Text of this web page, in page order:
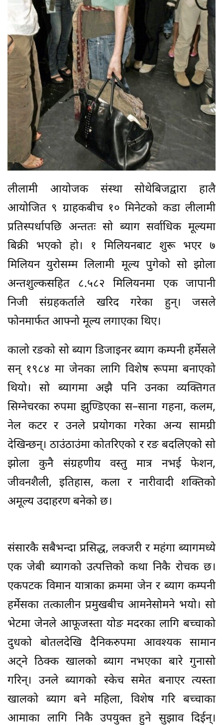
लीलामी आयोजक संस्था सोथेबिजद्वारा हालै
आयोजित ९ ग्राहकबीच १० मिनेटको कडा लीलामी
प्रतिस्पर्धापछि अन्ततः सो ब्याग सर्वाधिक मूल्यमा
बिक्री भएको हो। १ मिलियनबाट शुरू भएर ७
मिलियन युरोसम्म लिलामी मूल्य पुगेको सो झोला
अन्तशुल्कसहित ८.५८२ मिलियनमा एक जापानी
निजी संग्रहकर्ताले खरिद गरेका हुन्। जसले
फोनमार्फत आफ्नो मूल्य लगाएका थिए।
कालो रङको सो ब्याग डिजाइनर ब्याग कम्पनी हर्मेसले
सन् १९८४ मा जेनका लागि विशेष रूपमा बनाएको
थियो। सो ब्यागमा अझै पनि उनका व्यक्तिगत
सिग्नेचरका रुपमा झुण्डिएका स–साना गहना, कलम,
नेल कटर र उनले प्रयोगका गरेका अन्य सामग्री
देखिन्छन्। ठाउंठाउंमा कोतरिएको र रङ बदलिएको सो
झोला कुनै संग्रहणीय वस्तु मात्र नभई फेशन,
जीवनशैली, इतिहास, कला र नारीवादी शक्तिको
अमूल्य उदाहरण बनेको छ।
संसारकै सबैभन्दा प्रसिद्ध, लक्जरी र महंगा ब्यागमध्ये
एक जेबी ब्यागको उत्पत्तिको कथा निकै रोचक छ।
एकपटक विमान यात्राका क्रममा जेन र ब्याग कम्पनी
हर्मेसका तत्कालीन प्रमुखबीच आमनेसोमने भयो। सो
भेटमा जेनले आफूजस्ता योङ मदरका लागि बच्चाको
दुधको बोतलदेखि दैनिकरुपमा आवश्यक सामान
अट्ने ठिक्क खालको ब्याग नभएका बारे गुनासो
गरिन्। उनले ब्यागको स्केच समेत बनाएर त्यस्ता
खालको ब्याग बने महिला, विशेष गरि बच्चाका
आमाका लागि निकै उपयुक्त हुने सुझाव दिईन्।